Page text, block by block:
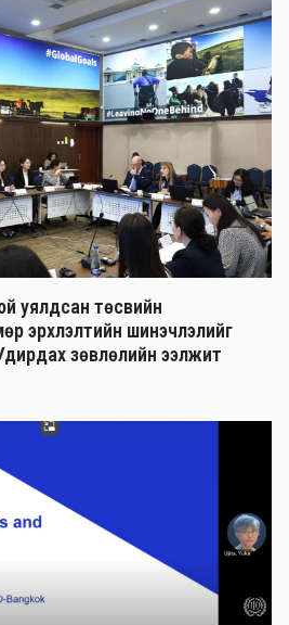
уялдсан төсвийн
эрхлэлтийн шинэчлэлийг
зөвлөлийн ээлжит